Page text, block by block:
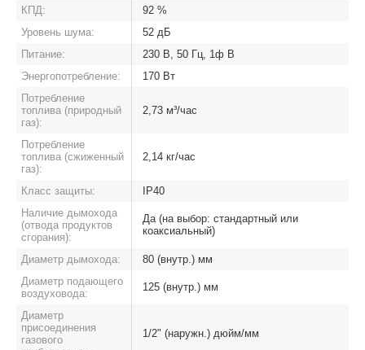
КПД:
92 %
Уровень шума:
52 дБ
Питание:
230 В, 50 Гц, 1ф В
Энергопотребление:
170 Вт
Потребление
топлива (природный
газ):
2,73 м³/час
Потребление
топлива (сжиженный
газ):
2,14 кг/час
Класс защиты:
IP40
Наличие дымохода
(отвода продуктов
сгорания):
Да (на выбор: стандартный или
коаксиальный)
Диаметр дымохода:
80 (внутр.) мм
Диаметр подающего
воздуховода:
125 (внутр.) мм
Диаметр
присоединения
газового
1/2" (наружн.) дюйм/мм